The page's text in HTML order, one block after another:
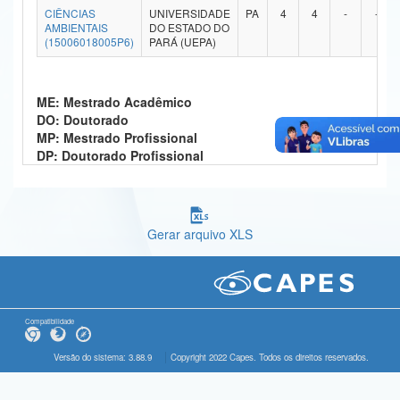
Ministério da Ciência, Tecnologia, Inovações e Comunicações
Ministério do Meio Ambiente
Ministério do Desenvolvimento Regional
Controladoria-Geral da União
Gabinete de Segurança Institucional
Advocacia-Geral da União
CIÊNCIAS
AMBIENTAIS
(15006018005P6)
UNIVERSIDADE
DO ESTADO DO
PARÁ (UEPA)
PA 4 4 - -
ME: Mestrado Acadêmico
DO: Doutorado
MP: Mestrado Profissional
DP: Doutorado Profissional
Gerar arquivo XLS
Compatibilidade
Versão do sistema: 3.88.9 Copyright 2022 Capes. Todos os direitos reservados.